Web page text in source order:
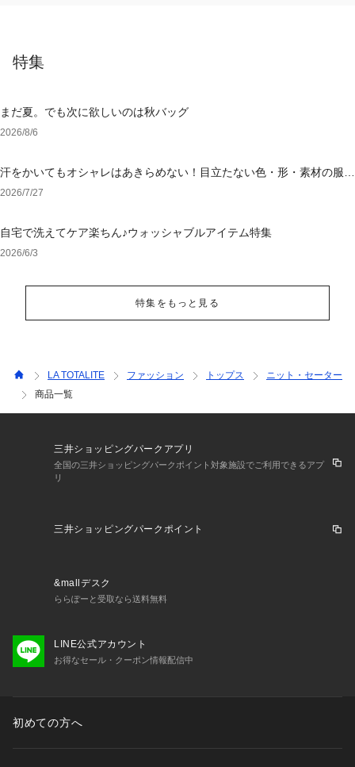
特集
まだ夏。でも次に欲しいのは秋バッグ
2026/8/6
汗をかいてもオシャレはあきらめない！目立たない色・形・素材の服を
アウトレットで
2026/7/27
自宅で洗えてケア楽ちん♪ウォッシャブルアイテム特集
2026/6/3
特集をもっと見る
LA TOTALITE ファッション トップス
ニット・セーター
商品一覧
三井ショッピングパークアプリ
全国の三井ショッピングパークポイント対象施設でご利用できるアプ
リ
三井ショッピングパークポイント
&mallデスク
ららぽーと受取なら送料無料
LINE公式アカウント
お得なセール・クーポン情報配信中
初めての方へ